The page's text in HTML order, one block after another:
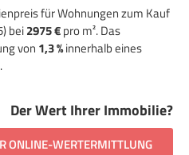
für Wohnungen zum Kauf
bei2975 €pro m². Das
von 1,3 %innerhalb eines
Der Wert Ihrer Immobilie?
ONLINE-WERTERMITTLUNG